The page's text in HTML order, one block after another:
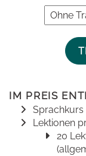
IM PREIS
Sprachkurs
Lektionen
20